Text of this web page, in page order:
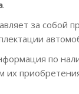
.
за собой
по
их